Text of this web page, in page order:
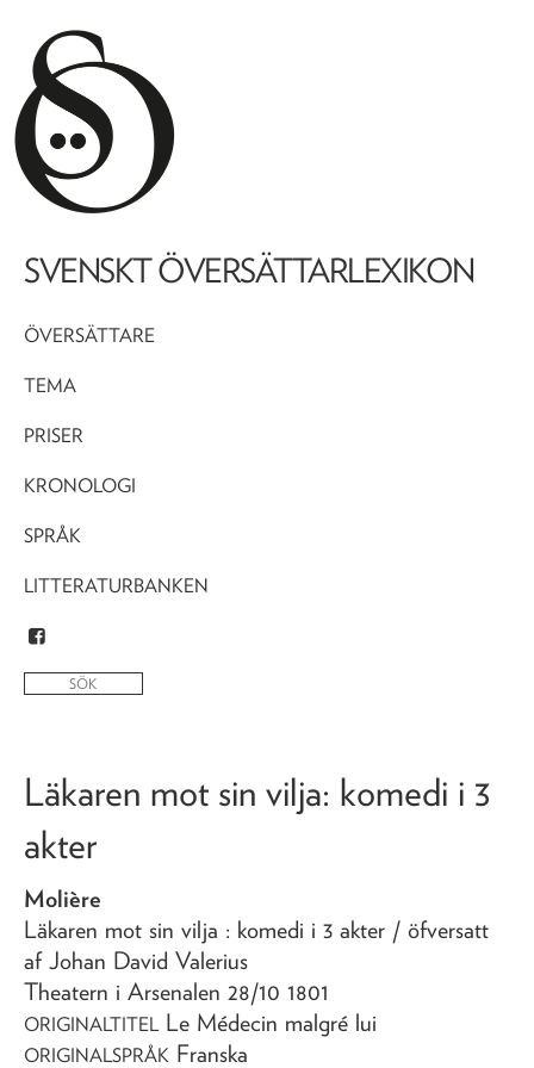
SVENSKT ÖVERSÄTTARLEXIKON
ÖVERSÄTTARE
TEMA
PRISER
KRONOLOGI
SPRÅK
LITTERATURBANKEN
Läkaren mot sin vilja: komedi i 3
akter
Molière
Läkaren mot sin vilja : komedi i 3 akter / öfversatt
af Johan David Valerius
Theatern i Arsenalen 28/10 1801
ORIGINALTITEL Le Médecin malgré lui
ORIGINALSPRÅK Franska